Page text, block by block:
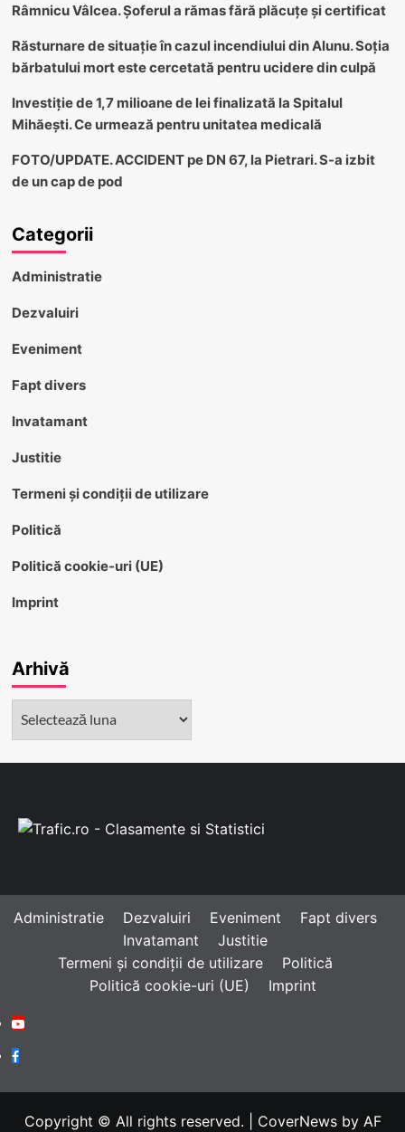
Râmnicu Vâlcea. Șoferul a rămas fără plăcuțe și certificat
Răsturnare de situație în cazul incendiului din Alunu. Soția
bărbatului mort este cercetată pentru ucidere din culpă
Investiție de 1,7 milioane de lei finalizată la Spitalul
Mihăești. Ce urmează pentru unitatea medicală
FOTO/UPDATE. ACCIDENT pe DN 67, la Pietrari. S-a izbit
de un cap de pod
Categorii
Administratie
Dezvaluiri
Eveniment
Fapt divers
Invatamant
Justitie
Termeni și condiții de utilizare
Politică
Politică cookie-uri (UE)
Imprint
Arhivă
Administratie Dezvaluiri Eveniment
Fapt divers
Invatamant
Justitie
Termeni și condiții de utilizare
Politică
Politică cookie-uri (UE)
Imprint
Youtube
Facebook
Copyright © All rights reserved. CoverNewsby AF